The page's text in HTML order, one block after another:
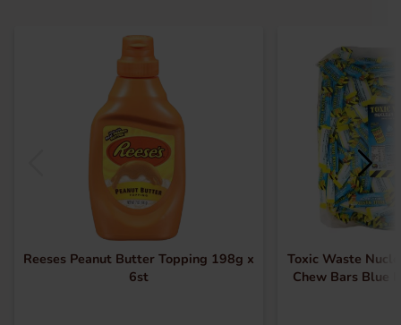
Reeses Peanut Butter Topping 198g x
6st
Toxic Waste
Chew Bars Blue